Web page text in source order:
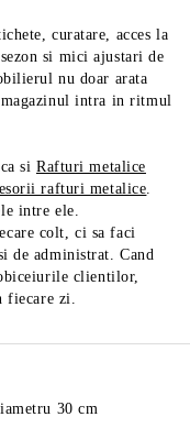
curatare, acces la
si mici ajustari de
nu doar arata
intra in ritmul
si Rafturi metalice
rafturi metalice.
intre ele.
colt, ci sa faci
de administrat. Cand
clientilor,
fiecare zi.
30 cm